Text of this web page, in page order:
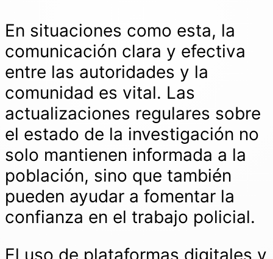
En situaciones como esta, la
comunicación clara y efectiva
entre las autoridades y la
comunidad es vital. Las
actualizaciones regulares sobre
el estado de la investigación no
solo mantienen informada a la
población, sino que también
pueden ayudar a fomentar la
confianza en el trabajo policial.